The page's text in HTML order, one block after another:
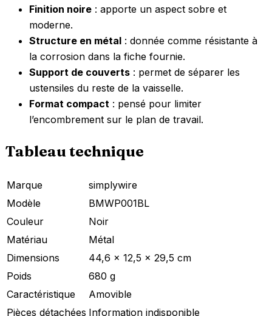
Finition noire : apporte un aspect sobre et
moderne.
Structure en métal : donnée comme résistante à
la corrosion dans la fiche fournie.
Support de couverts : permet de séparer les
ustensiles du reste de la vaisselle.
Format compact : pensé pour limiter
l’encombrement sur le plan de travail.
Tableau technique
Marque
simplywire
Modèle
BMWP001BL
Couleur
Noir
Matériau
Métal
Dimensions
44,6 x 12,5 x 29,5 cm
Poids
680 g
Caractéristique
Amovible
Pièces détachées Information indisponible